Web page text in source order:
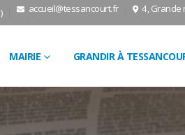
accueil@tessancourt.fr 4, Grande
MAIRIE GRANDIR À